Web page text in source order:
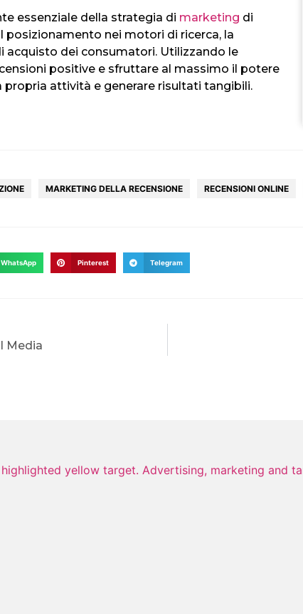
essenziale della strategia di marketing di
posizionamento nei motori di ricerca, la
acquisto dei consumatori. Utilizzando le
positive e sfruttare al massimo il potere
attività e generare risultati tangibili.
MARKETING DELLA RECENSIONE RECENSIONI ONLINE
WhatsApp Pinterest Telegram
Media